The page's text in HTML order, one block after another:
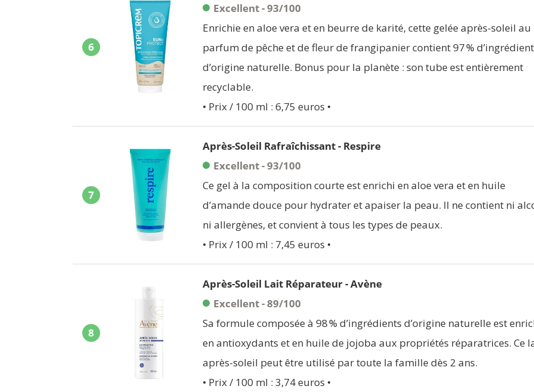
6
Excellent - 93/100
Enrichie en aloe vera et en beurre de karité, cette gelée après-soleil au
parfum de pêche et de fleur de frangipanier contient 97 %
d’origine naturelle. Bonus pour la planète : son tube est entièrement
recyclable.
• Prix / 100 ml : 6,75 euros •
7
Après-Soleil Rafraîchissant - Respire
Excellent - 93/100
Ce gel à la composition courte est enrichi en aloe vera et en huile
d’amande douce pour hydrater et apaiser la peau. Il ne contient ni
ni allergènes, et convient à tous les types de peaux.
• Prix / 100 ml : 7,45 euros •
8
Après-Soleil Lait Réparateur - Avène
Excellent - 89/100
Sa formule composée à 98 % d’ingrédients d’origine naturelle est
en antioxydants et en huile de jojoba aux propriétés réparatrices. Ce
après-soleil peut être utilisé par toute la famille dès 2 ans.
• Prix / 100 ml : 3,74 euros •